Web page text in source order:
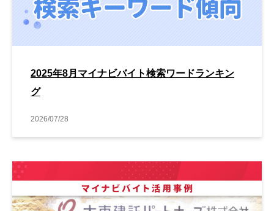
2025年8月マイナビバイト検索ワードランキン
グ
2026/07/28